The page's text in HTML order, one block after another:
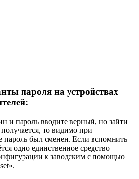
пароля на устройствах
и пароль вводите верный, но зайти
то видимо при
пароль был сменен. Если вспомнить
одно единственное средство —
к заводским с помощью